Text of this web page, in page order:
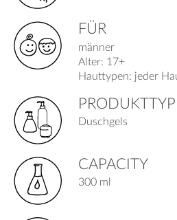
FÜR
männer
Alter: 17+
Hauttypen: jeder
PRODUKTTYP
Duschgels
CAPACITY
300 ml